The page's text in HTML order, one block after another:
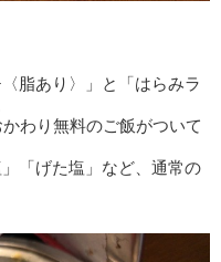
脂あり〉」と「はらみラ
わり無料のご飯がついて
「げた塩」など、通常の